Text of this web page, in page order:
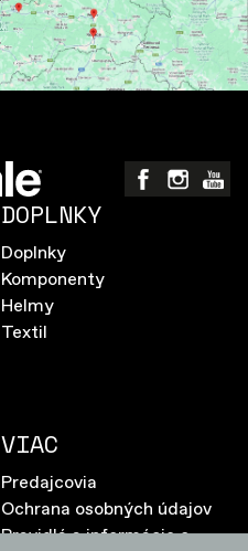
DOPLNKY
Doplnky
Komponenty
Helmy
Textil
VIAC
Predajcovia
Ochrana osobných údajov
Pravidlá a informácie o